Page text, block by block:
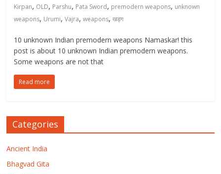
Kirpan, OLD, Parshu, Pata Sword, premodern weapons, unknown
weapons, Urumi,Vajra,weapons,खड्ग
10 unknown Indian premodern weapons Namaskar! this
post is about 10 unknown Indian premodern weapons.
Some weapons are not that
Read more
Categories
Ancient India
Bhagvad Gita